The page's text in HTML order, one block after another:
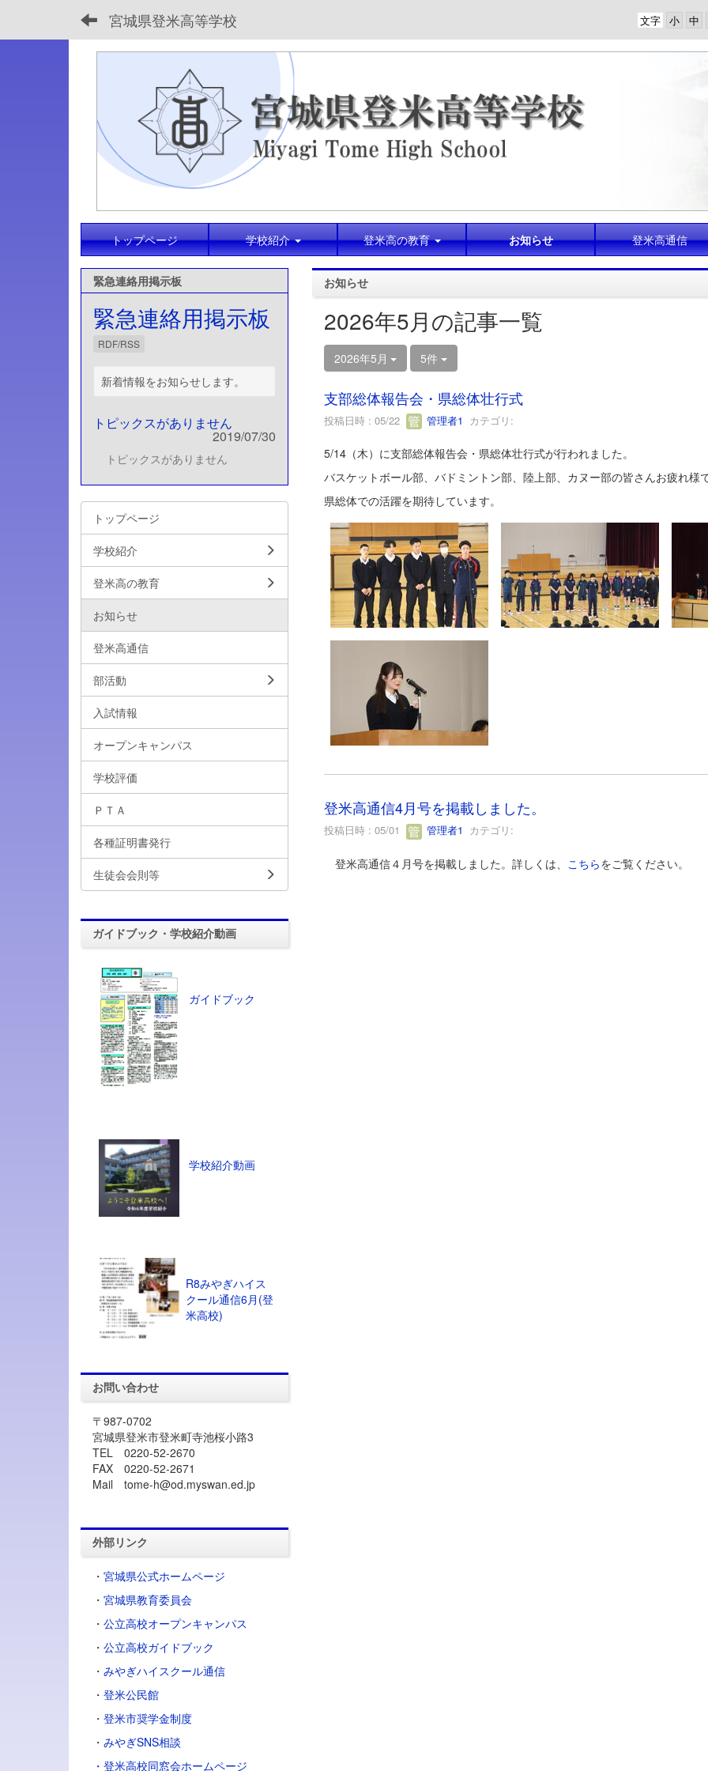
宮城県登米高等学校 文字
トップページ 学校紹介 登米高の教育 お知らせ 登米高通信
お知らせ
2026年5月の記事一覧
2026年5月 5件
支部総体報告会・県総体壮行式
投稿日時 : 05/22 管理者1 カテゴリ:
5/14（木）に支部総体報告会・県総体壮行式が行われました。
バスケットボール部、バドミントン部、陸上部、カヌー部の皆さんお疲れ様
県総体での活躍を期待しています。
登米高通信4月号を掲載しました。
投稿日時 : 05/01 管理者1 カテゴリ:
登米高通信４月号を掲載しました。詳しくは、 こちらをご覧ください。
緊急連絡用掲示板
緊急連絡用掲示板
RDF/RSS
新着情報をお知らせします。
トピックスがありません
2019/07/30
トピックスがありません
トップページ
学校紹介
登米高の教育
お知らせ
登米高通信
部活動
入試情報
オープンキャンパス
学校評価
ＰＴＡ
各種証明書発行
生徒会会則等
ガイドブック・学校紹介動画
ガイドブック
学校紹介動画
R8みやぎハイス
クール通信6月(登
米高校)
お問い合わせ
〒987-0702
宮城県登米市登米町寺池桜小路3
TEL 0220-52-2670
FAX 0220-52-2671
Mail tome-h@od.myswan.ed.jp
外部リンク
・ 宮城県公式ホームページ
・ 宮城県教育委員会
・ 公立高校オープンキャンパス
・ 公立高校ガイドブック
・ みやぎハイスクール通信
・ 登米公民館
・ 登米市奨学金制度
・ みやぎSNS相談
・登米高校同窓会ホームページ